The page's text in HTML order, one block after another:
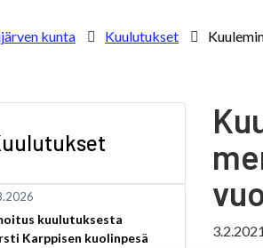
kunta Kuulutukset
kuulutuksesta
Karppisen kuolinpesä
3.2.2021